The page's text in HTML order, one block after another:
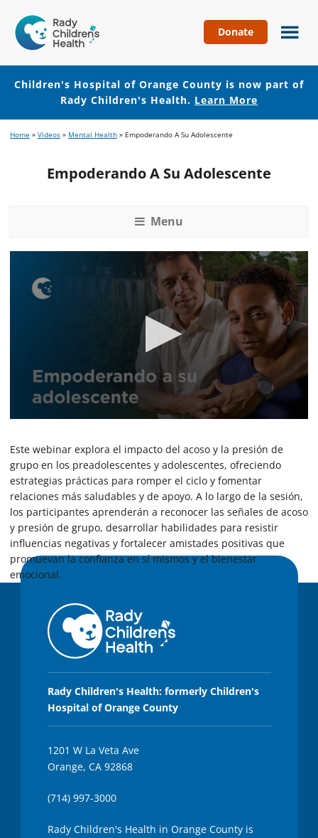
Hospital
of
Orange
County
Donate
Children's Hospital of Orange County is now part of
Rady Children's Health. Learn More
to
content
to
Home » Videos » Mental Health » Empoderando A Su Adolescente
Empoderando A Su Adolescente
Menu
e
o
n
d
s
o
f
2
5
m
i
n
Este webinar explora el impacto del acoso y la presión de
grupo en los preadolescentes y adolescentes, ofreciendo
estrategias prácticas para romper el ciclo y fomentar
relaciones más saludables y de apoyo. A lo largo de la sesión,
los participantes aprenderán a reconocer las señales de acoso
y presión de grupo, desarrollar habilidades para resistir
influencias negativas y fortalecer amistades positivas que
promuevan la confianza en sí mismos y el bienestar
emocional.
Rady Children's Health: formerly Children's
Hospital of Orange County
1201 W La Veta Ave
Orange, CA 92868
(714) 997-3000
Rady Children's Health in Orange County is